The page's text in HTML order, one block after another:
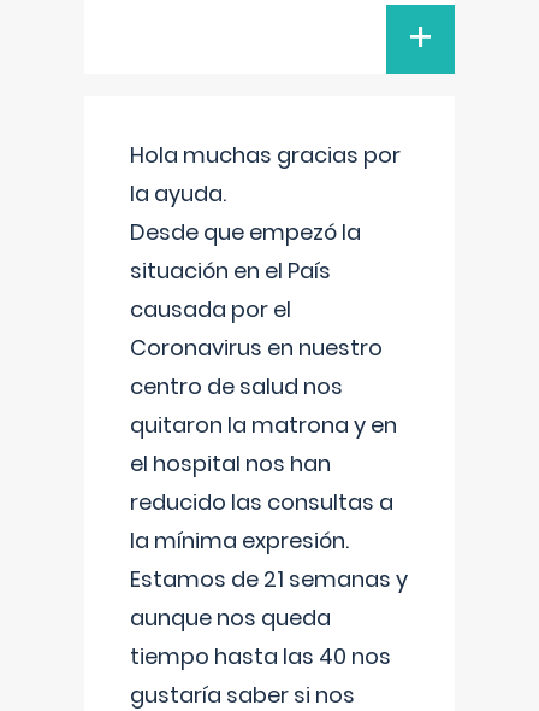
+
Hola muchas gracias por
la ayuda.
Desde que empezó la
situación en el País
causada por el
Coronavirus en nuestro
centro de salud nos
quitaron la matrona y en
el hospital nos han
reducido las consultas a
la mínima expresión.
Estamos de 21 semanas y
aunque nos queda
tiempo hasta las 40 nos
gustaría saber si nos